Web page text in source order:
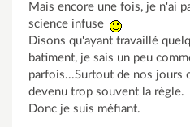
Mais encore une fois, je n'ai
science infuse
Disons qu'ayant travaillé
batiment, je sais un peu
parfois...Surtout de nos jours
devenu trop souvent la règle.
Donc je suis méfiant.